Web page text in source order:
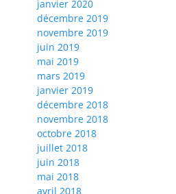
janvier 2020
décembre 2019
novembre 2019
juin 2019
mai 2019
mars 2019
janvier 2019
décembre 2018
novembre 2018
octobre 2018
juillet 2018
juin 2018
mai 2018
avril 2018